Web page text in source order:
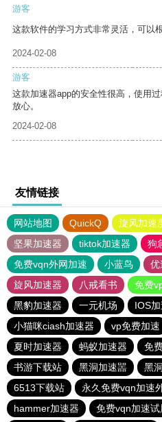
游客
这款软件的学习方式非常灵活，可以
2024-02-08
游客
这款加速器app的安全性很高，使用
放心。
2024-02-08
友情链接
网站地图 QuickQ 旋风加速
坚果加速器
tiktok加速器
狗
免费vqn外网加速
小蓝鸟 优
旋风加速器
八戒看书
免费
黑豹加速器
一元机场 IOS
小猫咪ciash加速器
vp免费加速
夏时加速器
蚂蚁加速器 免
书游下载站
黑洞加速噐 黑
6513下载站
永久免费vqn加速
hammer加速器
免费vqn加速试